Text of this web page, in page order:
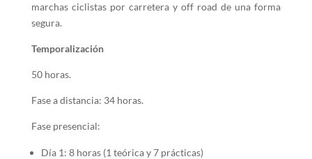
marchas ciclistas por carretera y off road de una forma
segura.
Temporalización
50 horas.
Fase a distancia: 34 horas.
Fase presencial:
Día 1: 8 horas (1 teórica y 7 prácticas)